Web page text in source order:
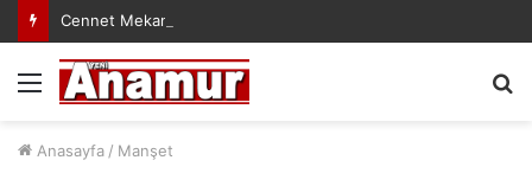
Cennet Mekanın Olsun Duygu Öksüz Canova
Menü
Anasayfa / Manşet